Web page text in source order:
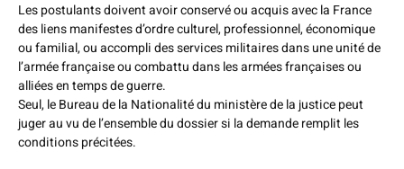
Les postulants doivent avoir conservé ou acquis avec la France
des liens manifestes d’ordre culturel, professionnel, économique
ou familial, ou accompli des services militaires dans une unité de
l’armée française ou combattu dans les armées françaises ou
alliées en temps de guerre.
Seul, le Bureau de la Nationalité du ministère de la justice peut
juger au vu de l’ensemble du dossier si la demande remplit les
conditions précitées.